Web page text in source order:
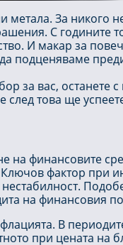
метала. За никого
С годините
И макар за
подценяваме
за вас, останете
след това ще
на финансовите
фактор при
на финансовия
В
при цената на